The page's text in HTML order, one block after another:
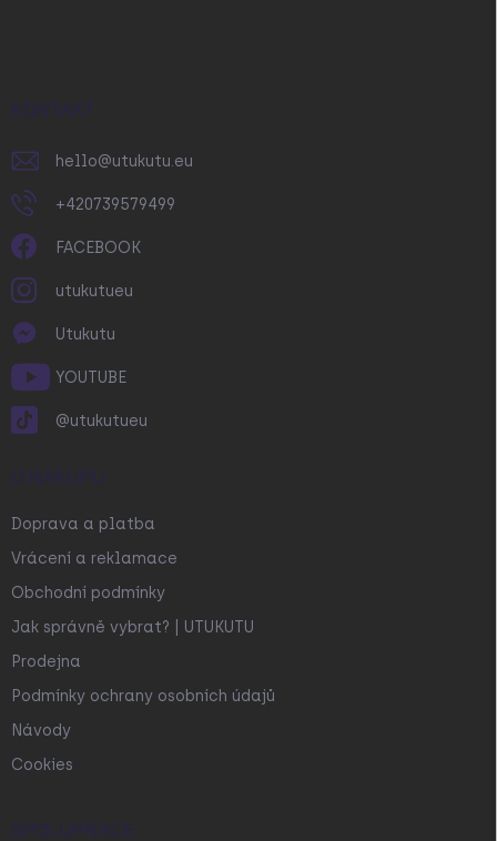
KONTAKT
hello@utukutu.eu
+420739579499
FACEBOOK
utukutueu
Utukutu
YOUTUBE
@utukutueu
O NÁKUPU
Doprava a platba
Vrácení a reklamace
Obchodní podmínky
Jak správně vybrat? | UTUKUTU
Prodejna
Podmínky ochrany osobních údajů
Návody
Cookies
SPOLUPRÁCE